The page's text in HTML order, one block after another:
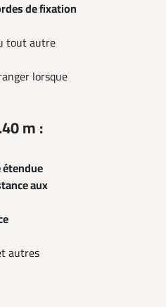
de fixation
tout autre
lorsque
m :
aux
autres